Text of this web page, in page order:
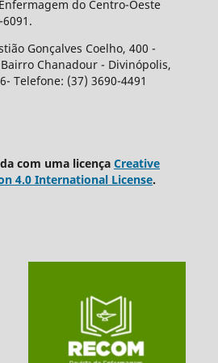
do Centro-Oeste
Gonçalves Coelho, 400 -
Chanadour - Divinópolis,
Telefone: (37) 3690-4491
com uma licença Creative
4.0 International License.